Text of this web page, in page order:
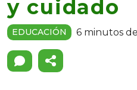
y cuidado
EDUCACIÓN 6 minutos